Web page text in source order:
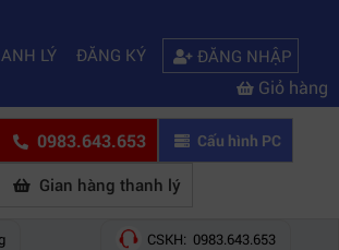
LÝ ĐĂNG KÝ ĐĂNG NHẬP
Giỏ hàng
0983.643.653 Cấu hình PC
Gian hàng thanh lý
CSKH: 0983.643.653